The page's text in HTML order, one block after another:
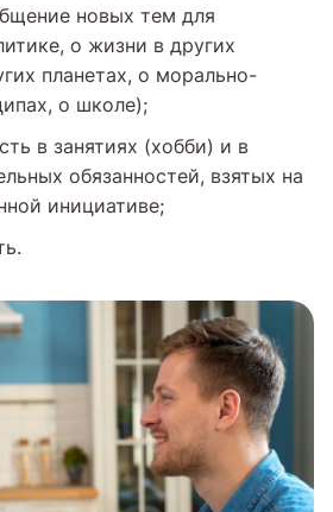
новых тем для
о жизни в других
планетах, о морально-
о школе);
в занятиях (хобби) и в
обязанностей, взятых на
инициативе;